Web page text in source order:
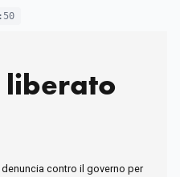
liberato
contro il governo per